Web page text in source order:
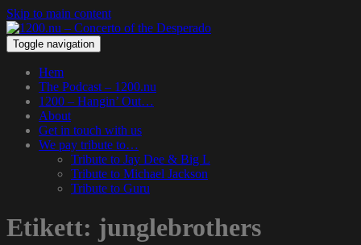
Skip to main content
Toggle navigation
Hem
The Podcast – 1200.nu
1200 – Hangin’ Out…
About
Get in touch with us
We pay tribute to…
Tribute to Jay Dee & Big L
Tribute to Michael Jackson
Tribute to Guru
Etikett: junglebrothers